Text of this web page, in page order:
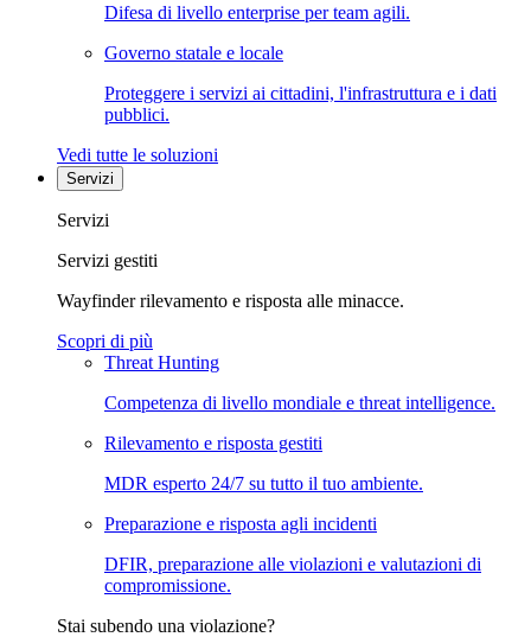
Difesa di livello enterprise per team agili.
Governo statale e locale
Proteggere i servizi ai cittadini, l'infrastruttura e i dati
pubblici.
Vedi tutte le soluzioni
Servizi
Servizi
Servizi gestiti
Wayfinder rilevamento e risposta alle minacce.
Scopri di più
Threat Hunting
Competenza di livello mondiale e threat intelligence.
Rilevamento e risposta gestiti
MDR esperto 24/7 su tutto il tuo ambiente.
Preparazione e risposta agli incidenti
DFIR, preparazione alle violazioni e valutazioni di
compromissione.
Stai subendo una violazione?